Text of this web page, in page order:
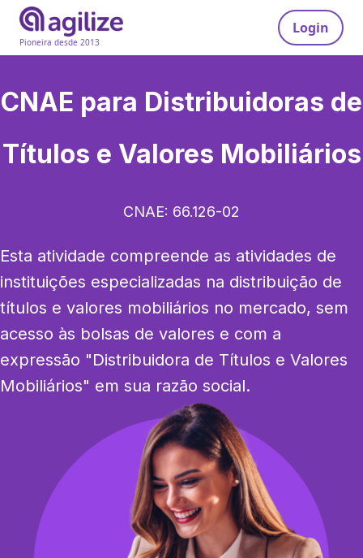
Pioneira desde 2013
Login
CNAE para Distribuidoras de
Títulos e Valores Mobiliários
CNAE: 66.126-02
Esta atividade compreende as atividades de
instituições especializadas na distribuição de
títulos e valores mobiliários no mercado, sem
acesso às bolsas de valores e com a
expressão "Distribuidora de Títulos e Valores
Mobiliários" em sua razão social.